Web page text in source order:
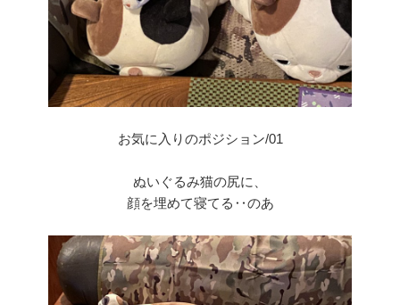
お気に入りのポジション/01
ぬいぐるみ猫の尻に、
顔を埋めて寝てる‥のあ